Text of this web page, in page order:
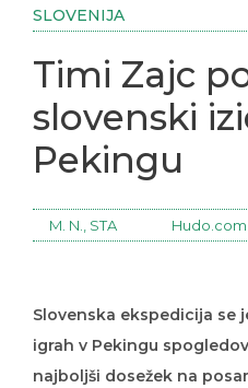
SLOVENIJA
Timi Zajc
slovenski
Pekingu
M. N., STA Hudo.com
Slovenska ekspedicija se
igrah v Pekingu
najboljši dosežek na